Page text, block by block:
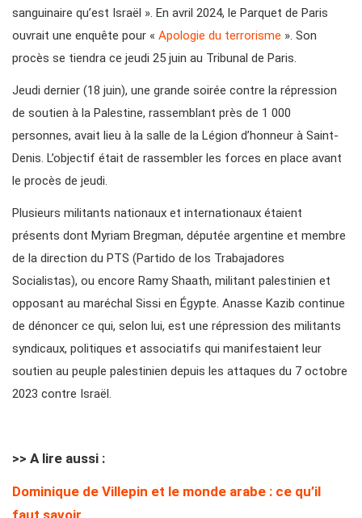
sanguinaire qu’est Israël ». En avril 2024, le Parquet de Paris
ouvrait une enquête pour « Apologie du terrorisme ». Son
procès se tiendra ce jeudi 25 juin au Tribunal de Paris.
Jeudi dernier (18 juin), une grande soirée contre la répression
de soutien à la Palestine, rassemblant près de 1 000
personnes, avait lieu à la salle de la Légion d’honneur à Saint-
Denis. L’objectif était de rassembler les forces en place avant
le procès de jeudi.
Plusieurs militants nationaux et internationaux étaient
présents dont Myriam Bregman, députée argentine et membre
de la direction du PTS (Partido de los Trabajadores
Socialistas), ou encore Ramy Shaath, militant palestinien et
opposant au maréchal Sissi en Égypte. Anasse Kazib continue
de dénoncer ce qui, selon lui, est une répression des militants
syndicaux, politiques et associatifs qui manifestaient leur
soutien au peuple palestinien depuis les attaques du 7 octobre
2023 contre Israël.
>> A lire aussi :
Dominique de Villepin et le monde arabe : ce qu’il
faut savoir